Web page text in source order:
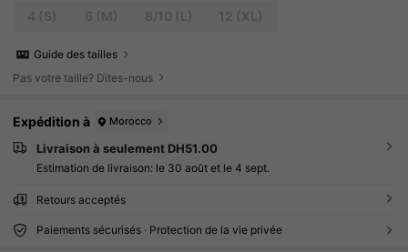
Guide des tailles
Pas votre taille? Dites-nous
Expédition à Morocco
Livraison à seulement DH51.00
Estimation de livraison: le 30 août et le 4 sept.
Retours acceptés
Paiements sécurisés · Protection de la vie privée